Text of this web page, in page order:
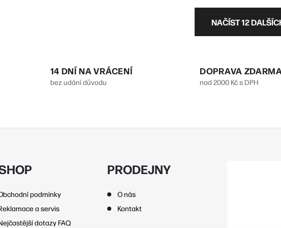
á
d
c
v
k
NAČÍST 12
14 DNÍ NA VRÁCENÍ
bez udání důvodu
DOPRAVA ZDARMA
nad 2000 Kč s DPH
podmínky
a servis
dotazy FAQ
PRODEJNY
O nás
Kontakt